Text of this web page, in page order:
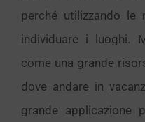
perché utilizzando
individuare i luoghi.
come una grande
dove andare in
grande applicazione